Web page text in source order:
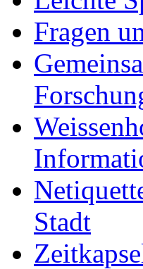
Fragen
Stadt